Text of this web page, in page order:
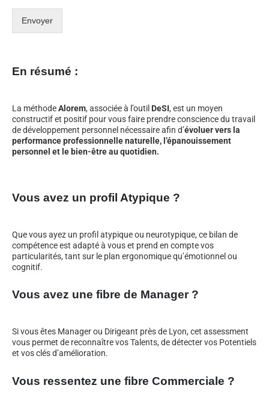
Envoyer
En résumé :
La méthodeAlorem, associée à l’outil DeSI, est un moyen
constructif et positif pour vous faire prendre conscience du travail
de développement personnel nécessaire afin d’évoluer vers la
performance professionnelle naturelle, l’épanouissement
personnel et le bien-être au quotidien.
Vous avez un profil Atypique ?
Que vous ayez un profil atypique ou neurotypique, ce bilan de
compétence est adapté à vous et prend en compte vos
particularités, tant sur le plan ergonomique qu’émotionnel ou
cognitif.
Vous avez une fibre de Manager ?
Si vous êtes Manager ou Dirigeant près de Lyon, cet assessment
vous permet de reconnaître vos Talents, de détecter vos Potentiels
et vos clés d’amélioration.
Vous ressentez une fibre Commerciale ?